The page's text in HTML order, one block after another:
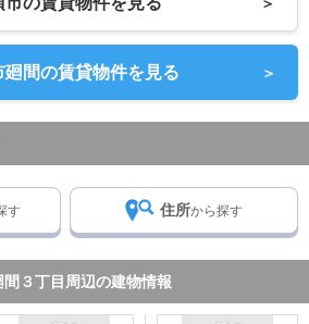
廻間の賃貸物件を見る ＞
す 住所から探す
３丁目周辺の建物情報